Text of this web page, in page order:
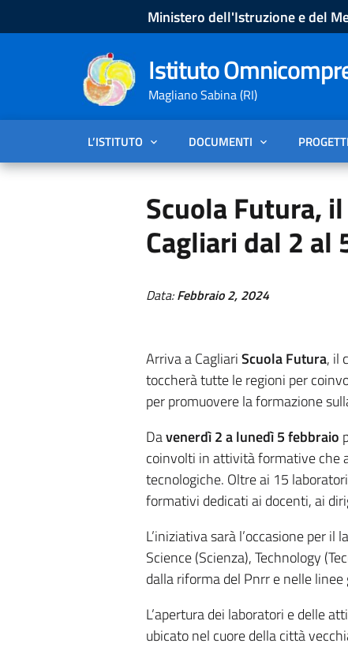
Ministero dell'Istruzione e del
Istituto
Magliano Sabina (RI)
L’ISTITUTO DOCUMENTI
Scuola Futura,
Cagliari dal 2 al
Data:Febbraio 2, 2024
Arriva a CagliariScuola Futura, il
toccherà tutte le regioni per
per promuovere la formazione
Davenerdì 2 a lunedì 5 febbraio
coinvolti in attività formative che
tecnologiche. Oltre ai 15
formativi dedicati ai docenti, ai
L’iniziativa sarà l’occasione per il
Science (Scienza), Technology
dalla riforma del Pnrr e nelle linee
L’apertura dei laboratori e delle
ubicato nel cuore della città